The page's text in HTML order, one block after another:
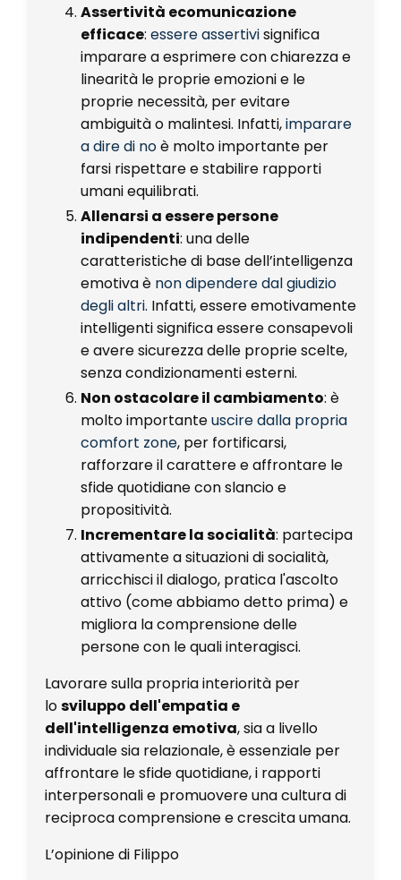
Assertività ecomunicazione
efficace: essere assertivisignifica
imparare a esprimere con chiarezza e
linearità le proprie emozioni e le
proprie necessità, per evitare
ambiguità o malintesi. Infatti,imparare
a dire di noè molto importante per
farsi rispettare e stabilire rapporti
umani equilibrati.
Allenarsi a essere persone
indipendenti: una delle
caratteristiche di base dell’intelligenza
emotiva è non dipendere dal giudizio
degli altri. Infatti, essere emotivamente
intelligenti significa essere consapevoli
e avere sicurezza delle proprie scelte,
senza condizionamenti esterni.
Non ostacolare il cambiamento: è
molto importanteuscire dalla propria
comfort zone, per fortificarsi,
rafforzare il carattere e affrontare le
sfide quotidiane con slancio e
propositività.
Incrementare la socialità: partecipa
attivamente a situazioni di socialità,
arricchisci il dialogo, pratica l'ascolto
attivo (come abbiamo detto prima) e
migliora la comprensione delle
persone con le quali interagisci.
Lavorare sulla propria interiorità per
losviluppo dell'empatia e
dell'intelligenza emotiva, sia a livello
individuale sia relazionale, è essenziale per
affrontare le sfide quotidiane, i rapporti
interpersonali e promuovere una cultura di
reciproca comprensione e crescita umana.
L’opinione di Filippo